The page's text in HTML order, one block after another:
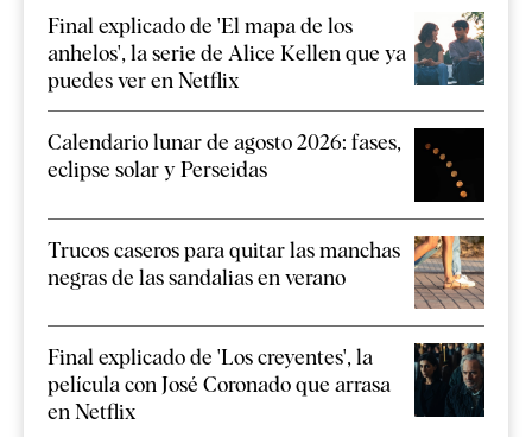
Final explicado de 'El mapa de los
anhelos', la serie de Alice Kellen que ya
puedes ver en Netflix
Calendario lunar de agosto 2026: fases,
eclipse solar y Perseidas
Trucos caseros para quitar las manchas
negras de las sandalias en verano
Final explicado de 'Los creyentes', la
película con José Coronado que arrasa
en Netflix